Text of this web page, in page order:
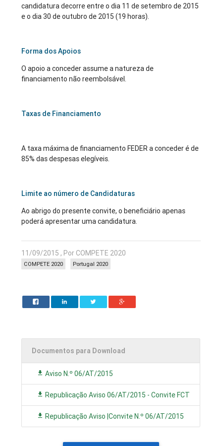
candidatura decorre entre o dia 11 de setembro de 2015
e o dia 30 de outubro de 2015 (19 horas).
Forma dos Apoios
O apoio a conceder assume a natureza de
financiamento não reembolsável.
Taxas de Financiamento
A taxa máxima de financiamento FEDER a conceder é de
85% das despesas elegíveis.
Limite ao número de Candidaturas
Ao abrigo do presente convite, o beneficiário apenas
poderá apresentar uma candidatura.
11/09/2015 , Por COMPETE 2020
Portugal 2020
COMPETE 2020
Documentos para Download
Aviso N.º 06/AT/2015
Republicação Aviso 06/AT/2015 - Convite FCT
Republicação Aviso |Convite N.º 06/AT/2015